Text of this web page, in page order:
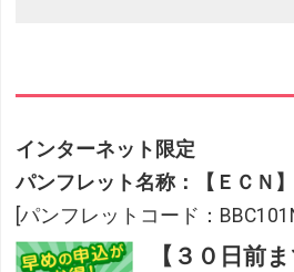
インターネット限定
パンフレット名称：【ＥＣＮ
[パンフレットコード：
【３０日前